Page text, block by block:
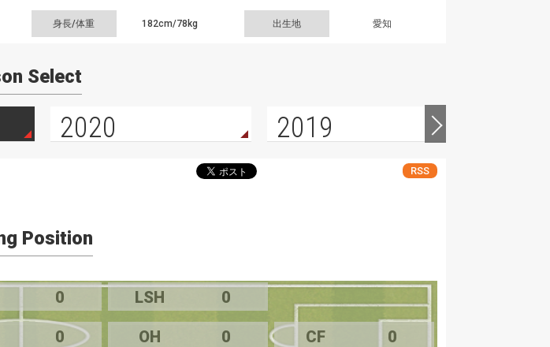
身長/体重 182cm/78kg 出生地 愛知
Select
2020 2019
RSS
Position
0 LSH 0
0 OH 0 CF 0